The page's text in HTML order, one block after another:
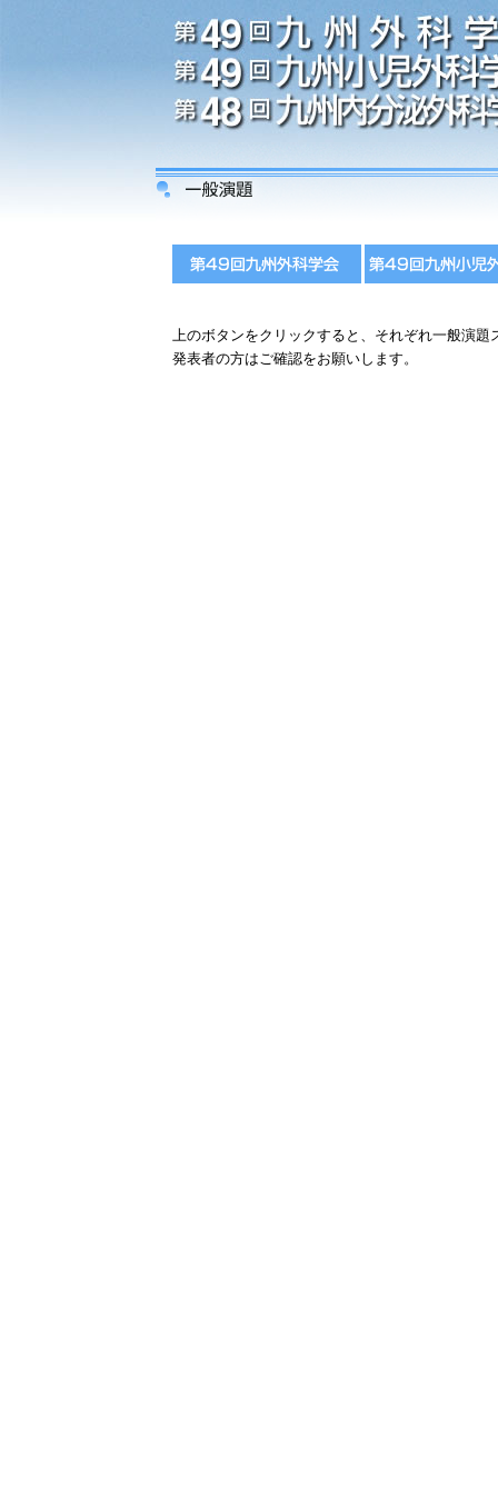
上のボタンをクリックすると、それぞれ一般演
発表者の方はご確認をお願いします。